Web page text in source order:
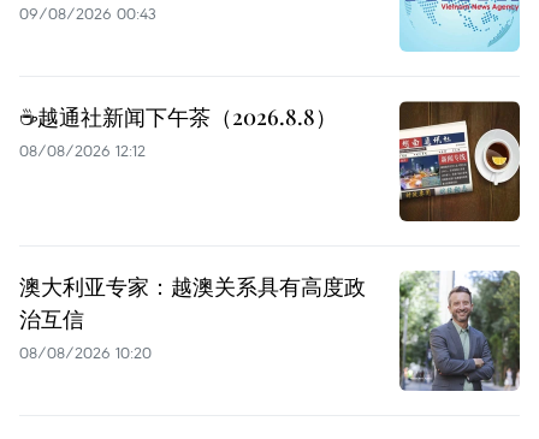
09/08/2026 00:43
☕️越通社新闻下午茶（2026.8.8）
08/08/2026 12:12
澳大利亚专家：越澳关系具有高度政
治互信
08/08/2026 10:20